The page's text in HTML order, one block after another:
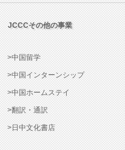
JCCCその他の事業
>中国留学
>中国インターンシップ
>中国ホームステイ
>翻訳・通訳
>日中文化書店